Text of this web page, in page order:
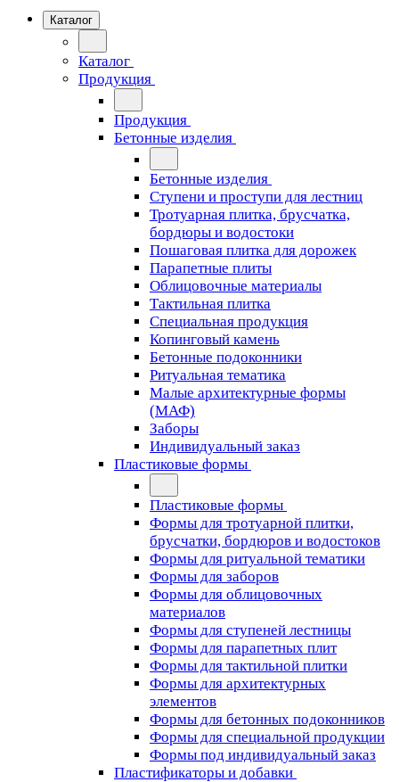
Каталог
Каталог
Продукция
Продукция
Бетонные изделия
Бетонные изделия
Ступени и проступи для лестниц
Тротуарная плитка, брусчатка,
бордюры и водостоки
Пошаговая плитка для дорожек
Парапетные плиты
Облицовочные материалы
Тактильная плитка
Специальная продукция
Копинговый камень
Бетонные подоконники
Ритуальная тематика
Малые архитектурные формы
(МАФ)
Заборы
Индивидуальный заказ
Пластиковые формы
Пластиковые формы
Формы для тротуарной плитки,
брусчатки, бордюров и водостоков
Формы для ритуальной тематики
Формы для заборов
Формы для облицовочных
материалов
Формы для ступеней лестницы
Формы для парапетных плит
Формы для тактильной плитки
Формы для архитектурных
элементов
Формы для бетонных подоконников
Формы для специальной продукции
Формы под индивидуальный заказ
Пластификаторы и добавки